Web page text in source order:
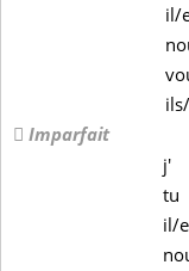
il/
Imparfait
j'
tu
il/